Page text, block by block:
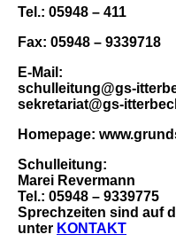
Tel.: 05948 – 411
Fax: 05948 – 9339718
E-Mail:
schulleitung@gs-
sekretariat@gs-
Homepage:
Schulleitung:
Marei Revermann
Tel.: 05948 – 9339775
Sprechzeiten sind auf
unter KONTAKT